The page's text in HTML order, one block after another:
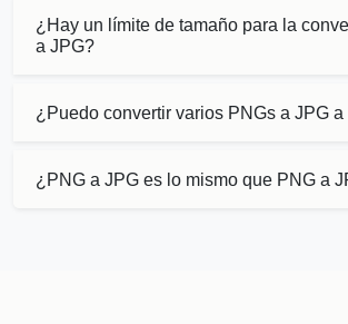
¿Hay un límite de tamaño para la
a JPG?
¿Puedo convertir varios PNGs a JPG a
¿PNG a JPG es lo mismo que PNG a